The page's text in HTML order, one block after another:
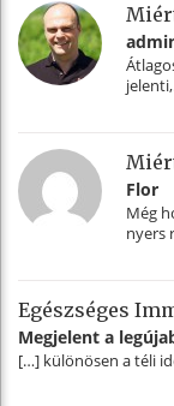
Flor
Még
nyers
Egészséges
Megjelent a
[…] különösen a téli